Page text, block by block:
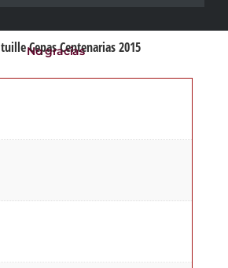
Cepas Centenarias 2015
No gracias